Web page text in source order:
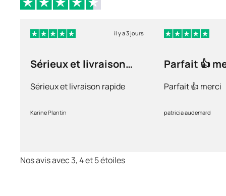
il y a 3 jours
Sérieux et livraison
Sérieux et livraison rapide
Karine Plantin
Parfait 👍
Parfait 👍 merci
patricia audemard
Nos avis avec 3, 4 et 5 étoiles